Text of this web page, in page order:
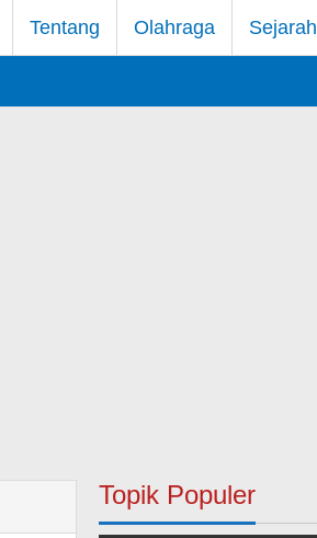
Tentang Olahraga Sejarah
Topik Populer